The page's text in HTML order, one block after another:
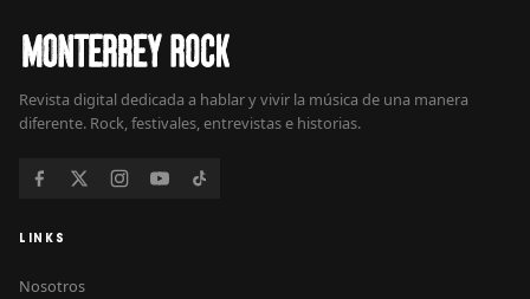
Revista digital dedicada a hablar y vivir la música de una manera
diferente. Rock, festivales, entrevistas e historias.
LINKS
Nosotros